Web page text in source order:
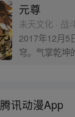
元尊
未天文化 · 战
2017年12月5
穹。气掌乾坤
腾讯动漫App